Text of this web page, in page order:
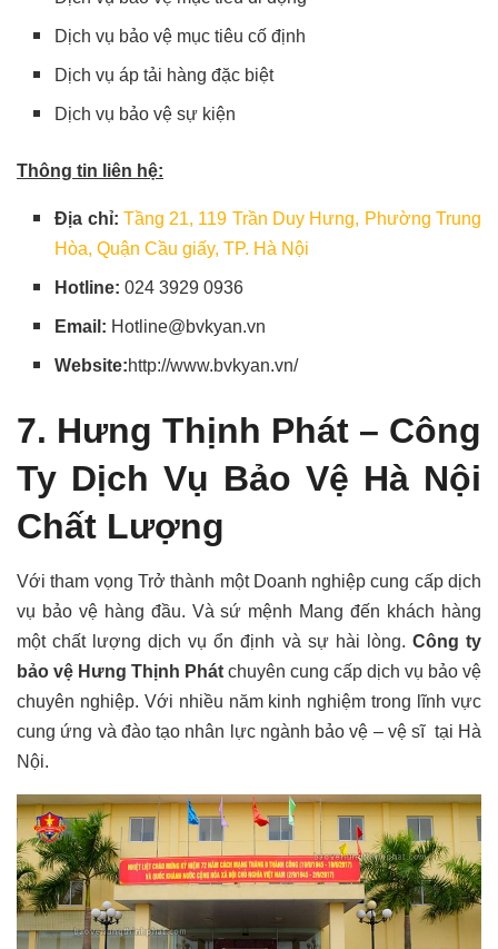
Dịch vụ bảo vệ mục tiêu cố định
Dịch vụ áp tải hàng đặc biệt
Dịch vụ bảo vệ sự kiện
Thông tin liên hệ:
Địa chỉ: Tầng 21, 119 Trần Duy Hưng, Phường Trung
Hòa, Quận Cầu giấy, TP. Hà Nội
Hotline: 024 3929 0936
Email: Hotline@bvkyan.vn
Website:http://www.bvkyan.vn/
7. Hưng Thịnh Phát – Công
Ty Dịch Vụ Bảo Vệ Hà Nội
Chất Lượng
Với tham vọng Trở thành một Doanh nghiệp cung cấp dịch
vụ bảo vệ hàng đầu. Và sứ mệnh Mang đến khách hàng
một chất lượng dịch vụ ổn định và sự hài lòng. Công ty
bảo vệ Hưng Thịnh Phát chuyên cung cấp dịch vụ bảo vệ
chuyên nghiệp. Với nhiều năm kinh nghiệm trong lĩnh vực
cung ứng và đào tạo nhân lực ngành bảo vệ – vệ sĩ tại Hà
Nội.